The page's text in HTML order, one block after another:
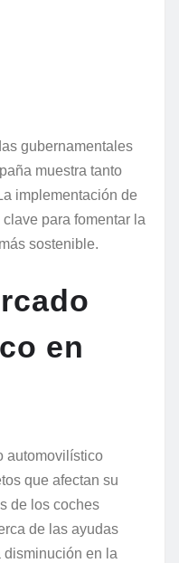
gubernamentales
muestra tanto
implementación de
para fomentar la
sostenible.
en
automovilístico
que afectan su
de los coches
de las ayudas
en la